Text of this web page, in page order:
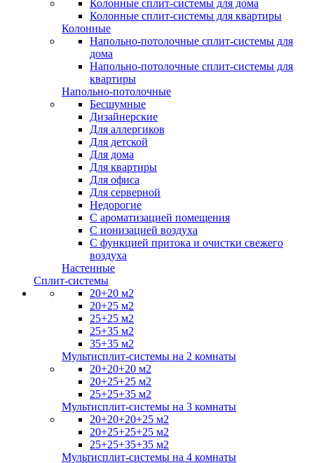
Колонные сплит-системы для дома
Колонные сплит-системы для квартиры
Колонные
Напольно-потолочные сплит-системы для
дома
Напольно-потолочные сплит-системы для
квартиры
Напольно-потолочные
Бесшумные
Дизайнерские
Для аллергиков
Для детской
Для дома
Для квартиры
Для офиса
Для серверной
Недорогие
С ароматизацией помещения
С ионизацией воздуха
С функцией притока и очистки свежего
воздуха
Настенные
Сплит-системы
20+20 м2
20+25 м2
25+25 м2
25+35 м2
35+35 м2
Мультисплит-системы на 2 комнаты
20+20+20 м2
20+25+25 м2
25+25+35 м2
Мультисплит-системы на 3 комнаты
20+20+20+25 м2
20+25+25+25 м2
25+25+35+35 м2
Мультисплит-системы на 4 комнаты